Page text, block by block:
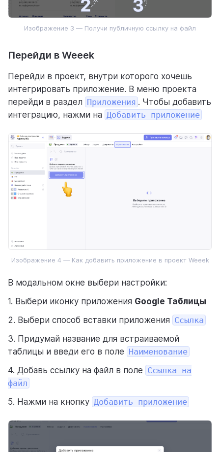
Изображение 3 — Получи публичную ссылку на файл
Перейди в Weeek
Перейди в проект, внутри которого хочешь
интегрировать приложение. В меню проекта
перейди в раздел Приложения . Чтобы добавить
интеграцию, нажми на Добавить приложение
Изображение 4 — Как добавить приложение в проект Weeek
В модальном окне выбери настройки:
1. Выбери иконку приложения Google Таблицы
2. Выбери способ вставки приложения Ссылка
3. Придумай название для встраиваемой
таблицы и введи его в поле Наименование
4. Добавь ссылку на файл в поле Ссылка на
файл
5. Нажми на кнопку Добавить приложение